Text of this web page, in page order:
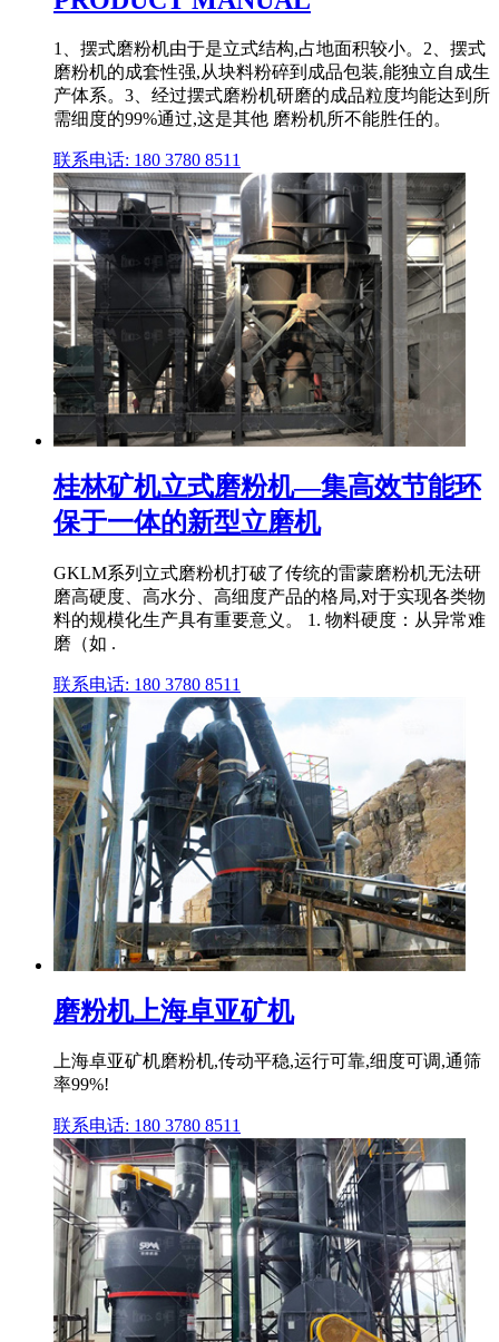
1、摆式磨粉机由于是立式结构,占地面积较小。2、摆式
磨粉机的成套性强,从块料粉碎到成品包装,能独立自成生
产体系。3、经过摆式磨粉机研磨的成品粒度均能达到所
需细度的99%通过,这是其他 磨粉机所不能胜任的。
联系电话: 180 3780 8511
桂林矿机立式磨粉机—集高效节能环
保于一体的新型立磨机
GKLM系列立式磨粉机打破了传统的雷蒙磨粉机无法研
磨高硬度、高水分、高细度产品的格局,对于实现各类物
料的规模化生产具有重要意义。 1. 物料硬度：从异常难
磨（如 .
联系电话: 180 3780 8511
磨粉机上海卓亚矿机
上海卓亚矿机磨粉机,传动平稳,运行可靠,细度可调,通筛
率99%!
联系电话: 180 3780 8511